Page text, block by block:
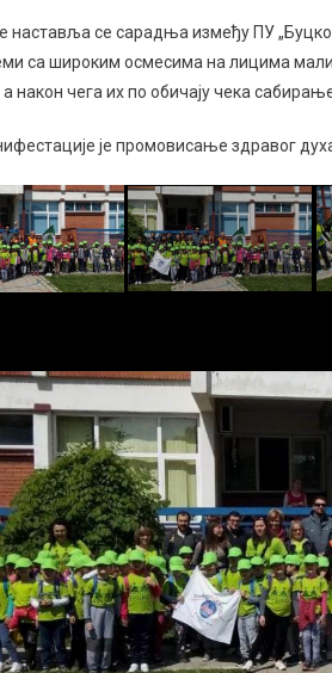
наставља се сарадња између ПУ
са широким осмесима на лицима
након чега их по обичају чека
је промовисање здравог